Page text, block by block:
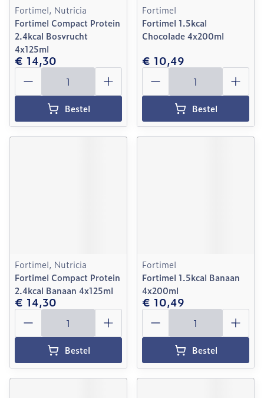
Fortimel, Nutricia
Fortimel Compact Protein
2.4kcal Bosvrucht
4x125ml
€ 14,30
Aantal
Bestel
Fortimel
Fortimel 1.5kcal
Chocolade 4x200ml
€ 10,49
Aantal
Bestel
Fortimel, Nutricia
Fortimel Compact Protein
2.4kcal Banaan 4x125ml
€ 14,30
Aantal
Bestel
Fortimel
Fortimel 1.5kcal Banaan
4x200ml
€ 10,49
Aantal
Bestel